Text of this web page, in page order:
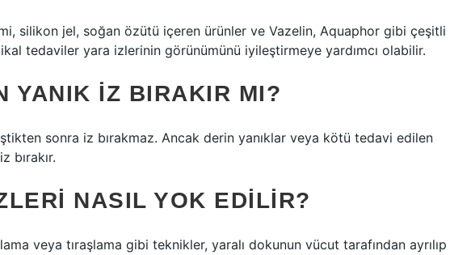
silikon jel, soğan özütü içeren ürünler ve Vazelin, Aquaphor gibi çeşitli
tedaviler yara izlerinin görünümünü iyileştirmeye yardımcı olabilir.
YANIK IZ BIRAKIR MI?
sonra iz bırakmaz. Ancak derin yanıklar veya kötü tedavi edilen
bırakır.
NASIL YOK EDILIR?
veya tıraşlama gibi teknikler, yaralı dokunun vücut tarafından ayrılıp